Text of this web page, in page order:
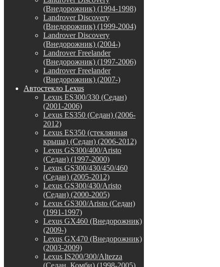
(Внедорожник) (1994-1998)
Landrover Discovery
(Внедорожник) (1999-2004)
Landrover Discovery
(Внедорожник) (2004-)
Landrover Freelander
(Внедорожник) (1997-2006)
Landrover Freelander
(Внедорожник) (2007-)
Автостекло Lexus
Lexus ES300/330 (Седан)
(2001-2006)
Lexus ES350 (Седан) (2006-
2012)
Lexus ES350 (стеклянная
крыша) (Седан) (2006-2012)
Lexus GS300/400/Aristo
(Седан) (1997-2000)
Lexus GS300/430/450/460
(Седан) (2005-2012)
Lexus GS300/430/Aristo
(Седан) (2000-2005)
Lexus GS300/Aristo (Седан)
(1991-1997)
Lexus GX460 (Внедорожник)
(2009-)
Lexus GX470 (Внедорожник)
(2003-2009)
Lexus IS200/300/Altezza
(Седан, Комби) (1998-2005)